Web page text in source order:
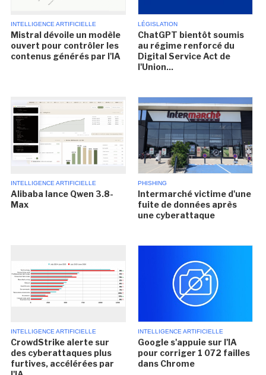
INTELLIGENCE ARTIFICIELLE
Mistral dévoile un modèle
ouvert pour contrôler les
contenus générés par l'IA
LÉGISLATION
ChatGPT bientôt soumis
au régime renforcé du
Digital Service Act de
l'Union...
INTELLIGENCE ARTIFICIELLE
Alibaba lance Qwen 3.8-
Max
PHISHING
Intermarché victime d'une
fuite de données après
une cyberattaque
INTELLIGENCE ARTIFICIELLE
CrowdStrike alerte sur
des cyberattaques plus
furtives, accélérées par
INTELLIGENCE ARTIFICIELLE
Google s'appuie sur l'IA
pour corriger 1 072 failles
dans Chrome